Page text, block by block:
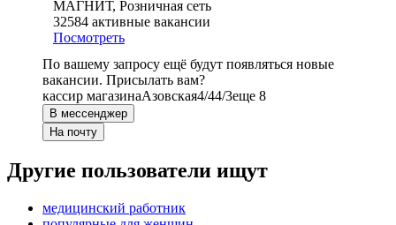
МАГНИТ, Розничная сеть
32584 активные вакансии
Посмотреть
По вашему запросу ещё будут появляться новые
вакансии. Присылать вам?
кассир магазинаАзовская4/44/3еще 8
В мессенджер
На почту
Другие пользователи ищут
медицинский работник